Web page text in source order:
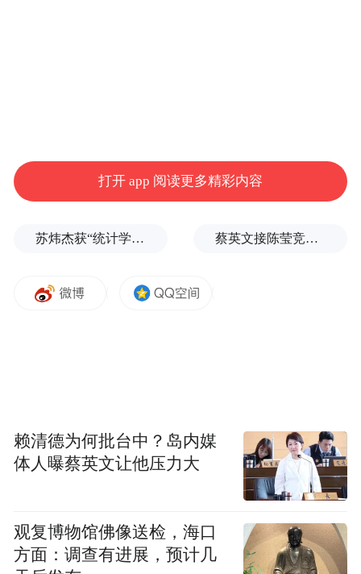
打开 app 阅读更多精彩内容
苏炜杰获“统计学界的诺贝尔奖”，又是北大数院07级 蔡英文接陈莹竞选总部主委？郭正亮爆玄机：她的谋划是陈其迈
赖清德为何批台中？岛内媒
体人曝蔡英文让他压力大
观复博物馆佛像送检，海口
方面：调查有进展，预计几